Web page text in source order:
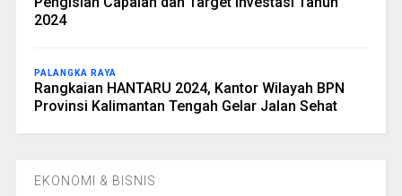
2024
PALANGKA RAYA
Rangkaian HANTARU 2024, Kantor Wilayah BPN
Provinsi Kalimantan Tengah Gelar Jalan Sehat
EKONOMI & BISNIS